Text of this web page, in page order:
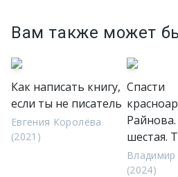
Вам также может
Как написать книгу,
если ты не писатель
Евгения Королёва
(2021)
Спасти
шестая.
Владимир
(2024)